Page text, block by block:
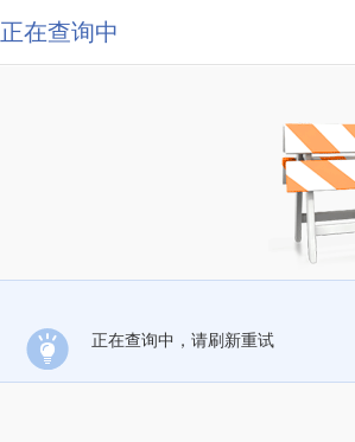
正在查询中
正在查询中，请刷新重试